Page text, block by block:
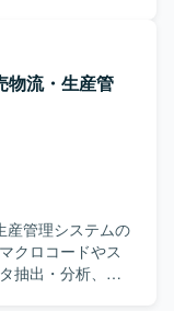
スキルを高めて
ます。 IaCには
い、Azure
権限管理を行い
ービスを利用し
種技術ドキュメ
経験を積むこと
件に関わること
スキルを総合的
ー・マネジメン
つながる環境で
・Linux、
） ・
用する可能性があ
ュメント作成、
める人
ながら主体的に
整を粘り強く進
容をドキュメン
とが得意な方が
点系LANの設計
経験することが
ながら、ネット
高められる環境
物流・生産管
クロコードやス
抽出・分析、業